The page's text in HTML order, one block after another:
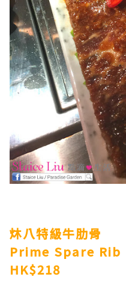
炑八特級牛肋骨
Prime Spare Rib
HK$218